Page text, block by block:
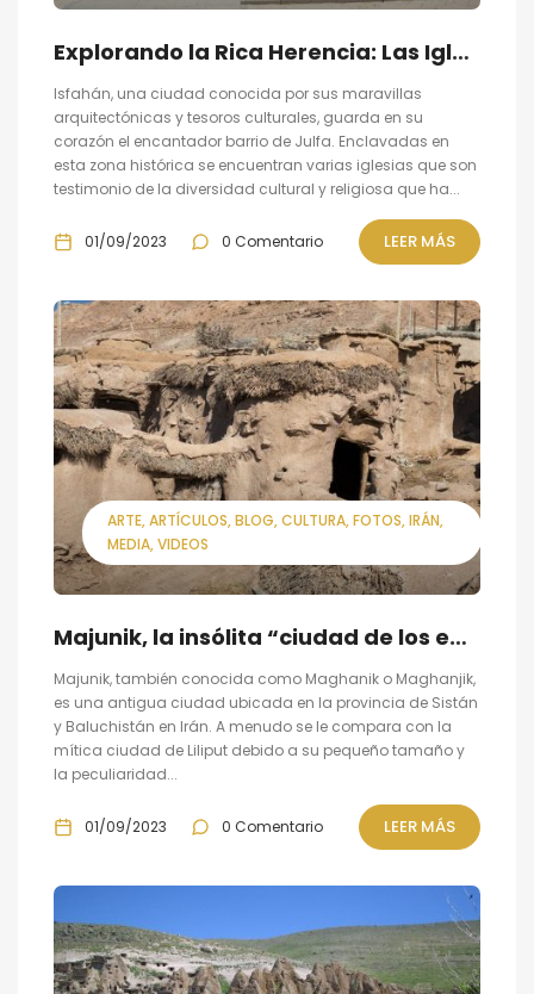
Explorando la Rica Herencia: Las Iglesias del Barrio de Julfa en Isfahán
Isfahán, una ciudad conocida por sus maravillas
arquitectónicas y tesoros culturales, guarda en su
corazón el encantador barrio de Julfa. Enclavadas en
esta zona histórica se encuentran varias iglesias que son
testimonio de la diversidad cultural y religiosa que ha...
01/09/2023 0 Comentario LEER MÁS
ARTE ARTÍCULOS BLOG CULTURA FOTOS IRÁN
MEDIA VIDEOS
Majunik, la insólita “ciudad de los enanos”
Majunik, también conocida como Maghanik o Maghanjik,
es una antigua ciudad ubicada en la provincia de Sistán
y Baluchistán en Irán. A menudo se le compara con la
mítica ciudad de Liliput debido a su pequeño tamaño y
la peculiaridad...
01/09/2023 0 Comentario LEER MÁS